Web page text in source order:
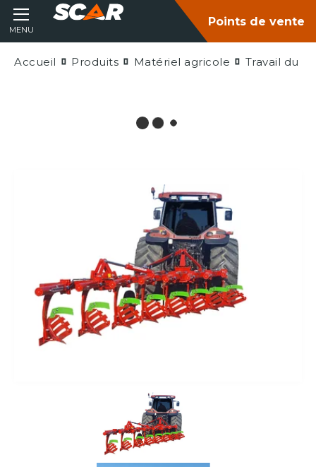
MENU
Points de vente
Accueil Produits Matériel agricole Travail du